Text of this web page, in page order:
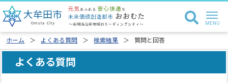
ホーム よくある質問 検索結果 質問と回答
よくある質問